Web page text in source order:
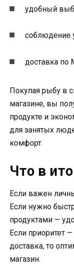
удобный
соблюдение
доставка по
Покупая рыбу в
магазине, вы
продукте и
для занятых
комфорт.
Что в
Если важен
Если нужно
продуктами —
Если приоритет
доставка, то
магазин.